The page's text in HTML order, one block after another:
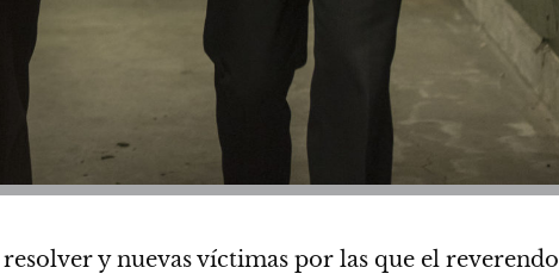
y nuevas víctimas por las que el reverendo